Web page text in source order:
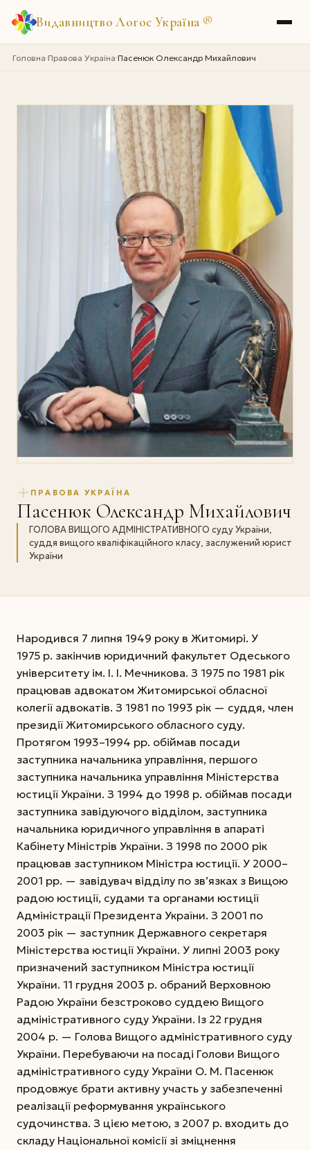
Видавництво Логос Україна ®
Головна›Правова Україна›Пасенюк Олександр Михайлович
ПРАВОВА УКРАЇНА
Пасенюк Олександр Михайлович
ГОЛОВА ВИЩОГО АДМІНІСТРАТИВНОГО суду України,
суддя вищого кваліфікаційного класу, заслужений юрист
України
Народився 7 липня 1949 року в Житомирі. У
1975 р. закінчив юридичний факультет Одеського
університету ім. І. І. Мечникова. З 1975 по 1981 рік
працював адвокатом Житомирської обласної
колегії адвокатів. З 1981 по 1993 рік — суддя, член
президії Житомирського обласного суду.
Протягом 1993–1994 рр. обіймав посади
заступника начальника управління, першого
заступника начальника управління Міні­стерства
юстиції України. З 1994 до 1998 р. обіймав посади
заступника завідуючого відділом, заступника
начальника юридичного управління в апараті
Кабінету Міністрів України. З 1998 по 2000 рік
працював заступником Міністра юстиції. У 2000–
2001 рр. — завідувач відділу по зв’язках з Вищою
радою юстиції, судами та органами юстиції
Адміністрації Президента України. З 2001 по
2003 рік — заступник Державного секретаря
Міністерства юстиції України. У липні 2003 року
призначений заступником Міністра юстиції
України. 11 грудня 2003 р. обра­ний Верховною
Радою України безстроково суддею Вищого
адміністративного суду України. Із 22 грудня
2004 р. — Голова Вищого адміністративного суду
України. Перебуваючи на посаді Голови Вищого
адміністративного суду України О. М. Пасенюк
продовжує брати активну участь у забезпеченні
реалізації реформування українського
судочинства. З цією метою, з 2007 р. входить до
складу Національної комісії зі зміцнення